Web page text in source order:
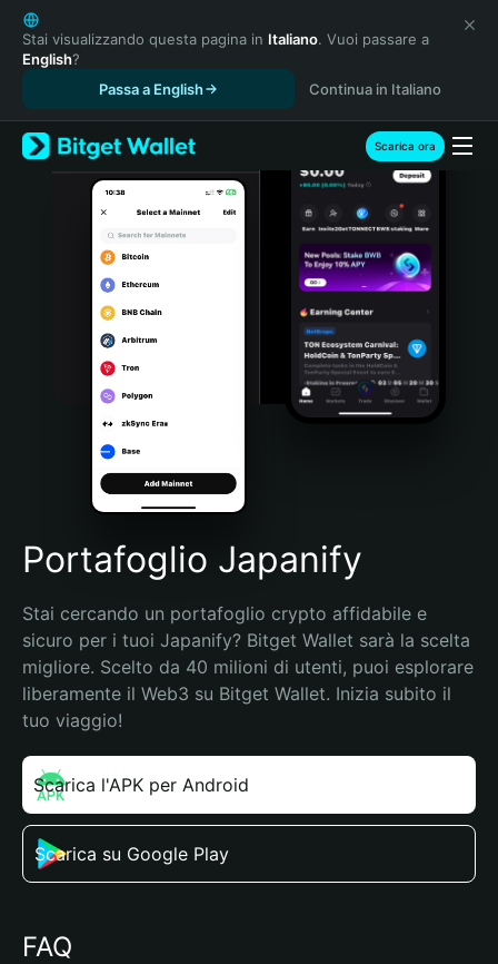
English
日本語
Tiếng Việt
Español (Latinoamérica)
Türkçe
Italiano
Português (Portugal)
Bahasa Indonesia
Português (Brasil)
Español (Argentina)
Stai visualizzando questa pagina in Italiano. Vuoi passare a
English?
Passa a English
Continua in Italiano
Scarica ora
Portafoglio Japanify
Stai cercando un portafoglio crypto affidabile e
sicuro per i tuoi Japanify? Bitget Wallet sarà la scelta
migliore. Scelto da 40 milioni di utenti, puoi esplorare
liberamente il Web3 su Bitget Wallet. Inizia subito il
tuo viaggio!
Scarica l'APK per Android
Scarica su Google Play
FAQ